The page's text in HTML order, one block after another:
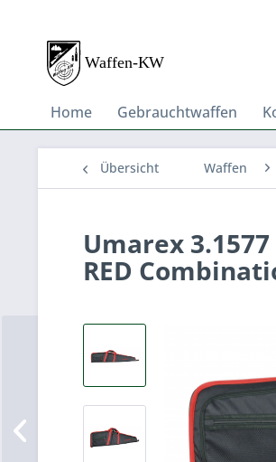
Home Gebrauchtwaffen
Übersicht Waffen
Umarex
RED